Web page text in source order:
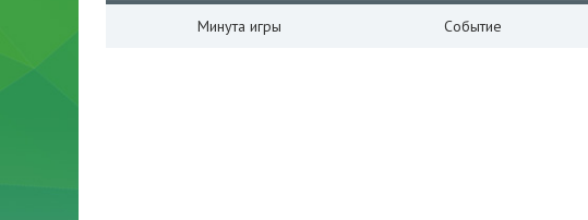
Минута игры Событие